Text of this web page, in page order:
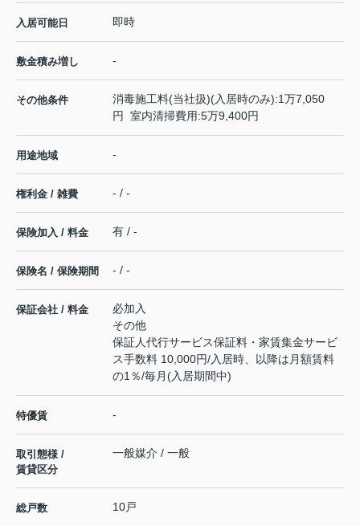
入居可能日 即時
敷金積み増し -
その他条件
消毒施工料(当社扱)(入居時のみ):1万7,050
円 室内清掃費用:5万9,400円
用途地域 -
権利金 / 雑費 - / -
保険加入 / 料金 有 / -
保険名 / 保険期間 - / -
保証会社 / 料金
必加入
その他
保証人代行サービス保証料・家賃集金サービ
ス手数料 10,000円/入居時、以降は月額賃料
の1％/毎月(入居期間中)
特優賃 -
取引態様 /
賃貸区分
一般媒介 / 一般
総戸数 10戸